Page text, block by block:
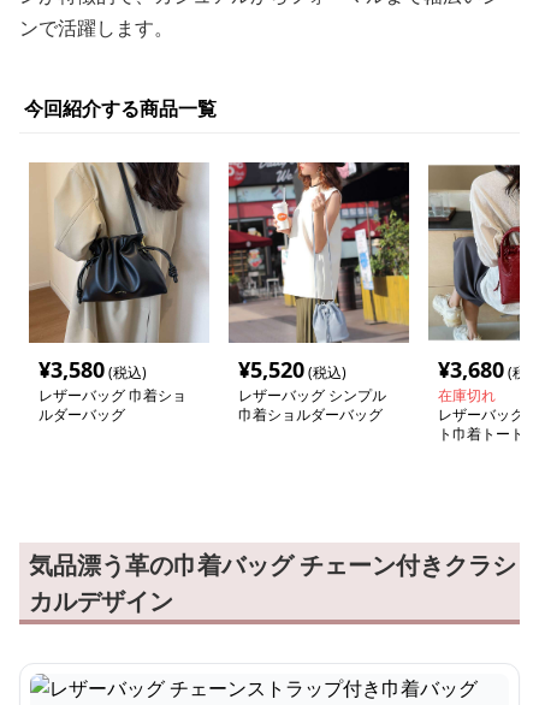
ンで活躍します。
今回紹介する商品一覧
¥3,580(税込)
レザーバッグ 巾着ショ
ルダーバッグ
¥5,520(税込)
レザーバッグ シンプル
巾着ショルダーバッグ
¥3,680(税
在庫切れ
レザーバッグ
ト巾着トート
気品漂う革の巾着バッグ チェーン付きクラシ
カルデザイン